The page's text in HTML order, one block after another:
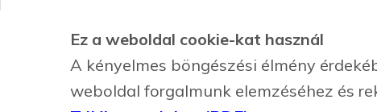
Ez a weboldal cookie-kat használ
A kényelmes böngészési élmény
weboldal forgalmunk elemzéséhez és
Hírek
Adatvédelmi nyilatkozat
Kapcsolat